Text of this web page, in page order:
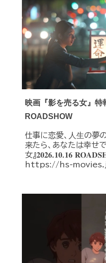
映画『影を売る女』特
ROADSHOW
仕事に恋愛、⼈⽣の夢
来たら、あなたは幸せ
女』𝟐𝟎𝟐𝟔.𝟏𝟎.𝟏𝟔
https://hs-